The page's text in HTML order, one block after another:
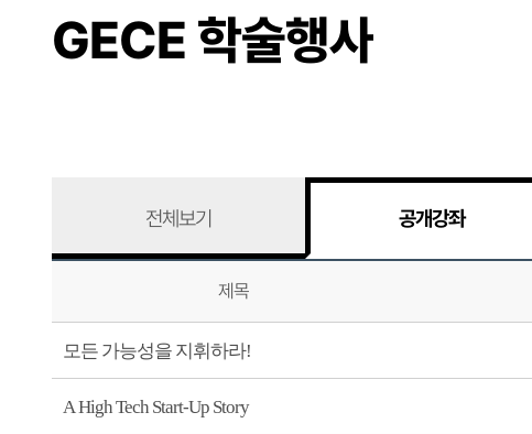
GECE 학술행사
전체보기 공개강좌
제목
모든 가능성을 지휘하라!
A High Tech Start-Up Story